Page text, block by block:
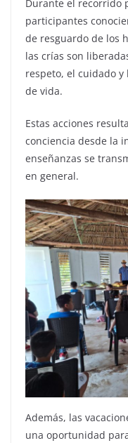
Durante el recorrido
participantes
de resguardo de los
las crías son
respeto, el cuidado
de vida.
Estas acciones
conciencia desde la
enseñanzas se
en general.
Además, las
una oportunidad